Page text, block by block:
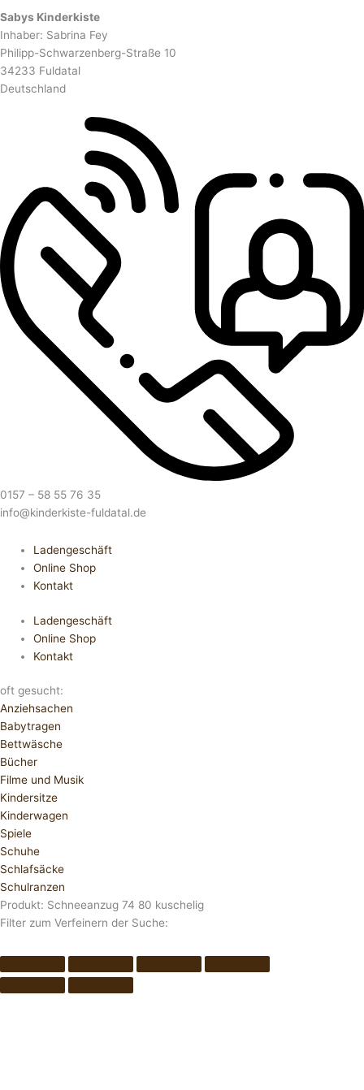
Sabys Kinderkiste
Inhaber: Sabrina Fey
Philipp-Schwarzenberg-Straße 10
34233 Fuldatal
Deutschland
0157 – 58 55 76 35
info@kinderkiste-fuldatal.de
Ladengeschäft
Online Shop
Kontakt
Ladengeschäft
Online Shop
Kontakt
oft gesucht:
Anziehsachen
Babytragen
Bettwäsche
Bücher
Filme und Musik
Kindersitze
Kinderwagen
Spiele
Schuhe
Schlafsäcke
Schulranzen
Produkt: Schneeanzug 74 80 kuschelig
Filter zum Verfeinern der Suche: